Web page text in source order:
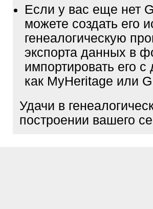
Если у вас еще нет
можете создать его
генеалогическую
экспорта данных в
импортировать его с
как MyHeritage или
Удачи в
построении вашего